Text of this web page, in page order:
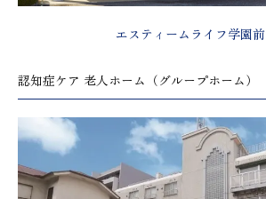
エスティームライフ学園前
認知症ケア 老人ホーム（グループホーム）